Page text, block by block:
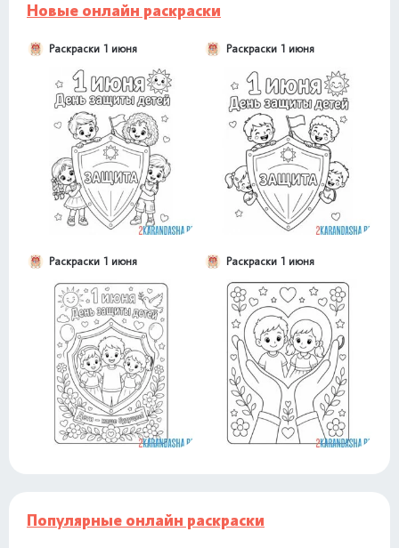
Новые онлайн раскраски
Раскраски 1 июня Раскраски 1 июня
Раскраски 1 июня Раскраски 1 июня
Популярные онлайн раскраски